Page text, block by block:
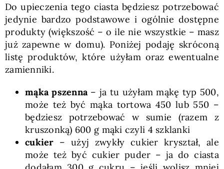
Do upieczenia tego ciasta będziesz potrzebować
jedynie bardzo podstawowe i ogólnie dostępne
produkty (większość – o ile nie wszystkie – masz
już zapewne w domu). Poniżej podaję skróconą
listę produktów, które użyłam oraz ewentualne
zamienniki.
mąka pszenna– ja tu użyłam mąkę typ 500,
może też być mąka tortowa 450 lub 550 –
będziesz potrzebować w sumie (razem z
kruszonką) 600 g mąki czyli 4 szklanki
cukier – użyj zwykły cukier kryształ, ale
może też być cukier puder – ja do ciasta